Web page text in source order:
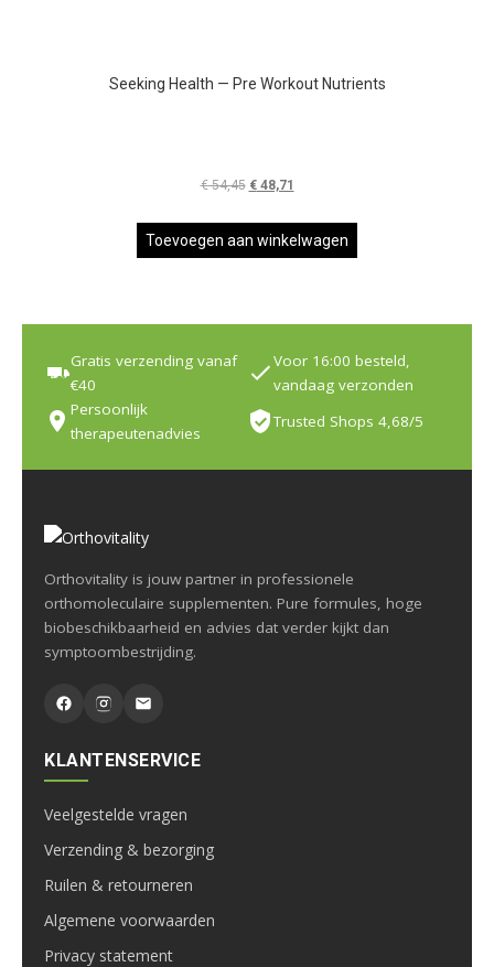
Seeking Health — Pre Workout Nutrients
€54,45 Oorspronkelijke
was:
€48,71
is:
Toevoegen aan winkelwagen
Gratis verzending vanaf
€40
Voor 16:00 besteld,
vandaag verzonden
Persoonlijk
therapeutenadvies
Trusted Shops 4,68/5
Orthovitality is jouw partner in professionele
orthomoleculaire supplementen. Pure formules, hoge
biobeschikbaarheid en advies dat verder kijkt dan
symptoombestrijding.
KLANTENSERVICE
Veelgestelde vragen
Verzending & bezorging
Ruilen & retourneren
Algemene voorwaarden
Privacy statement